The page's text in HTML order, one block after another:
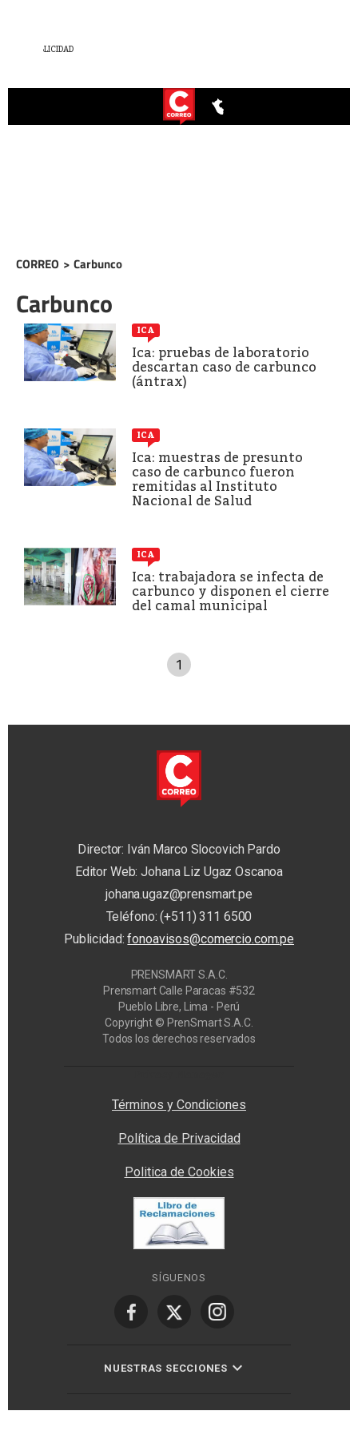
CORREO > Carbunco
Carbunco
ICA
Ica: pruebas de laboratorio
descartan caso de carbunco
(ántrax)
ICA
Ica: muestras de presunto
caso de carbunco fueron
remitidas al Instituto
Nacional de Salud
ICA
Ica: trabajadora se infecta de
carbunco y disponen el cierre
del camal municipal
1
Director: Iván Marco Slocovich Pardo
Editor Web: Johana Liz Ugaz Oscanoa
johana.ugaz@prensmart.pe
Teléfono: (+511) 311 6500
Publicidad:fonoavisos@comercio.com.pe
PRENSMART S.A.C.
Prensmart Calle Paracas #532
Pueblo Libre, Lima - Perú
Copyright © PrenSmart S.A.C.
Todos los derechos reservados
Términos y Condiciones
Política de Privacidad
Politica de Cookies
SÍGUENOS
NUESTRAS SECCIONES